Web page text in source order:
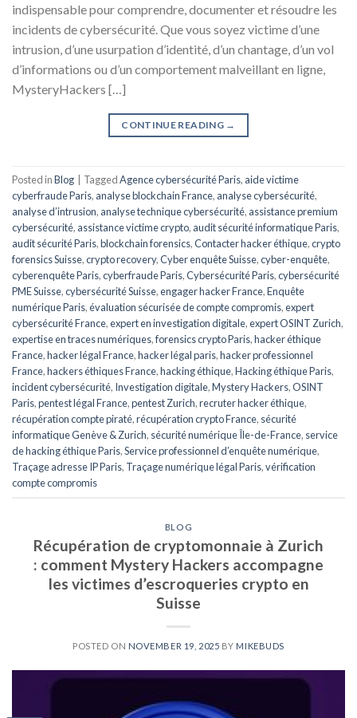
indispensable pour comprendre, documenter et résoudre les
incidents de cybersécurité. Que vous soyez victime d’une
intrusion, d’une usurpation d’identité, d’un chantage, d’un vol
d’informations ou d’un comportement malveillant en ligne,
MysteryHackers […]
CONTINUE READING →
Posted inBlog TaggedAgence cybersécurité Paris, aide victime
cyberfraude Paris, analyse blockchain France, analyse cybersécurité,
analyse d’intrusion, analyse technique cybersécurité, assistance premium
cybersécurité, assistance victime crypto, audit sécurité informatique Paris,
audit sécurité Paris,blockchain forensics,Contacter hacker éthique,crypto
forensics Suisse,crypto recovery,Cyber enquête Suisse,cyber-enquête,
cyberenquête Paris,cyberfraude Paris,Cybersécurité Paris,cybersécurité
PME Suisse,cybersécurité Suisse,engager hacker France,Enquête
numérique Paris,évaluation sécurisée de compte compromis,expert
cybersécurité France,expert en investigation digitale,expert OSINT Zurich,
expertise en traces numériques,forensics crypto Paris,hacker éthique
France,hacker légal France,hacker légal paris,hacker professionnel
France,hackers éthiques France,hacking éthique,Hacking éthique Paris,
incident cybersécurité, Investigation digitale,Mystery Hackers,OSINT
Paris,pentest légal France,pentest Zurich,recruter hacker éthique,
récupération compte piraté,récupération crypto France, sécurité
informatique Genève & Zurich, sécurité numérique Île-de-France, service
de hacking éthique Paris,Service professionnel d’enquête numérique,
Traçage adresse IP Paris, Traçage numérique légal Paris,vérification
compte compromis
BLOG
Récupération de cryptomonnaie à Zurich
: comment Mystery Hackers accompagne
les victimes d’escroqueries crypto en
Suisse
POSTED ON NOVEMBER 19, 2025 BY MIKEBUDS